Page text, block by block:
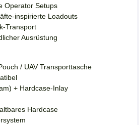
Operator Setups
inspirierte Loadouts
Transport
Ausrüstung
/ UAV Transporttasche
+ Hardcase-Inlay
Hardcase